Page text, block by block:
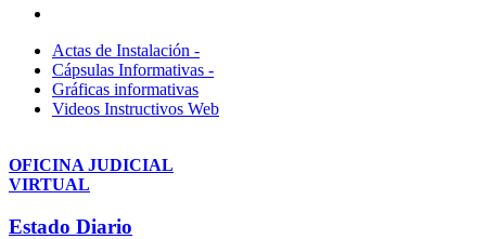
Actas de Instalación -
Cápsulas Informativas -
Gráficas informativas
Videos Instructivos Web
OFICINA JUDICIAL
VIRTUAL
Estado Diario